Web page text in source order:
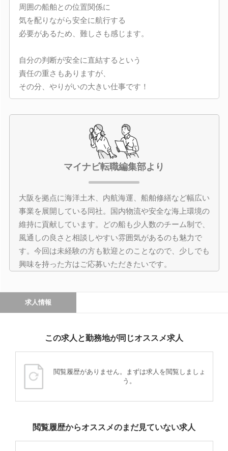
周囲の船舶との位置関係に
気を配りながら安全に航行する
必要があるため、難しさも感じます。
自分の判断が安全に直結するという
責任の重さもありますが、
その分、やりがいの大きい仕事です！
マイナビ転職編集部より
大阪を拠点に海洋土木、内航海運、船舶修繕など幅広い
事業を展開している同社。国内物流や安全な海上環境の
維持に貢献しています。どの船も少人数のチーム制で、
風通しの良さと相談しやすい雰囲気があるのも魅力で
す。今回は未経験の方も歓迎とのことなので、少しでも
興味を持った方はご応募いただきたいです。
求人情報
この求人と勤務地が同じオススメ求人
閲覧履歴がありません。まずは求人を閲覧しましょ
う。
閲覧履歴からオススメのまだ見ていない求人